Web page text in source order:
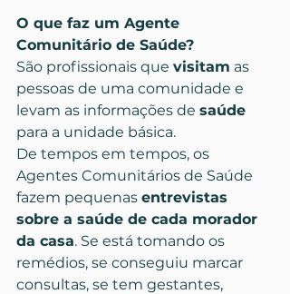
O que faz um Agente
Comunitário de Saúde?
São profissionais que visitam as
pessoas de uma comunidade e
levam as informações de saúde
para a unidade básica.
De tempos em tempos, os
Agentes Comunitários de Saúde
fazem pequenas entrevistas
sobre a saúde de cada morador
da casa. Se está tomando os
remédios, se conseguiu marcar
consultas, se tem gestantes,